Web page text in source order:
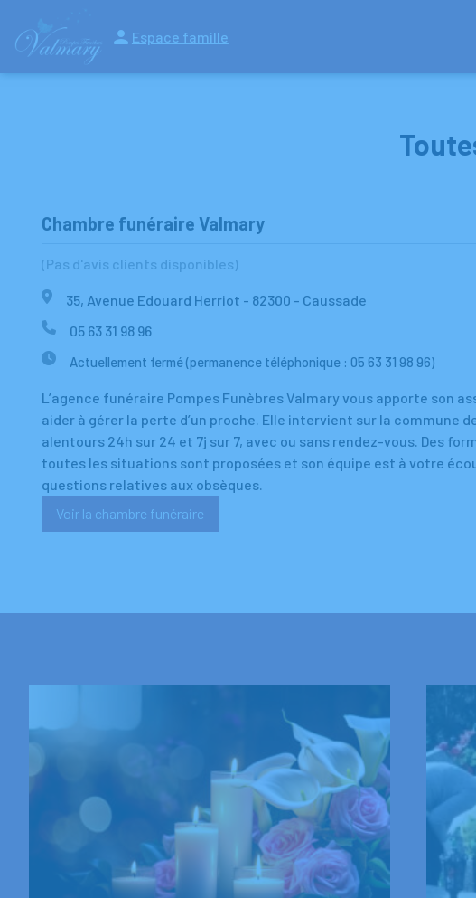
Espace famille
NOS SERVICES NOS AGENCES VISITE VIRTUELLE
Chambre funéraire Valmary
(Pas d'avis clients disponibles)
35, Avenue Edouard Herriot - 82300 - Caussade
05 63 31 98 96
Actuellement fermé (permanence téléphonique : 05 63 31 98 96)
L’agence funéraire Pompes Funèbres Valmary vous apporte son
aider à gérer la perte d’un proche. Elle intervient sur la commune
alentours 24h sur 24 et 7j sur 7, avec ou sans rendez-vous. Des
toutes les situations sont proposées et son équipe est à votre
questions relatives aux obsèques.
Voir la chambre funéraire